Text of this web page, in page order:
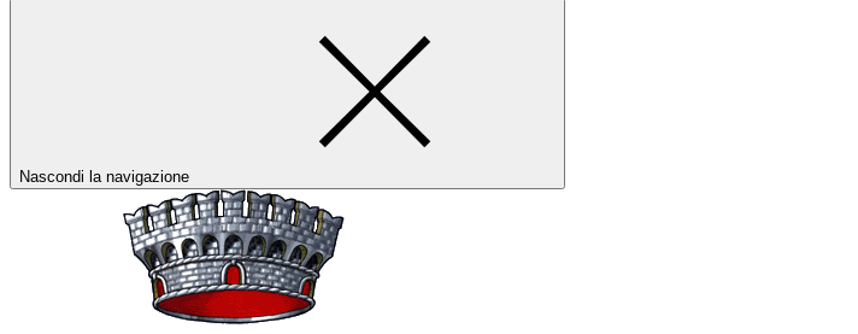
Nascondi la navigazione